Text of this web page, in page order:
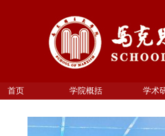
首页 学院概括 学术